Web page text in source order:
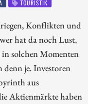
TOURISTIK
Konflikten und
hat da noch Lust,
solchen Momenten
je. Investoren
aus
Aktienmärkte haben